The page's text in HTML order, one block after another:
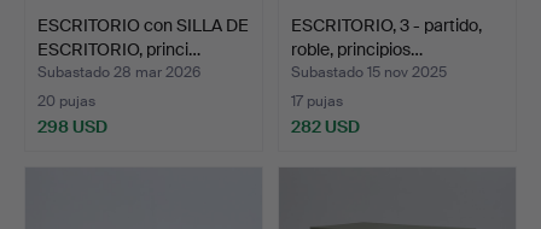
ESCRITORIO con SILLA DE
ESCRITORIO, princi…
Subastado 28 mar 2026
20 pujas
298 USD
ESCRITORIO, 3 - partido,
roble, principios…
Subastado 15 nov 2025
17 pujas
282 USD